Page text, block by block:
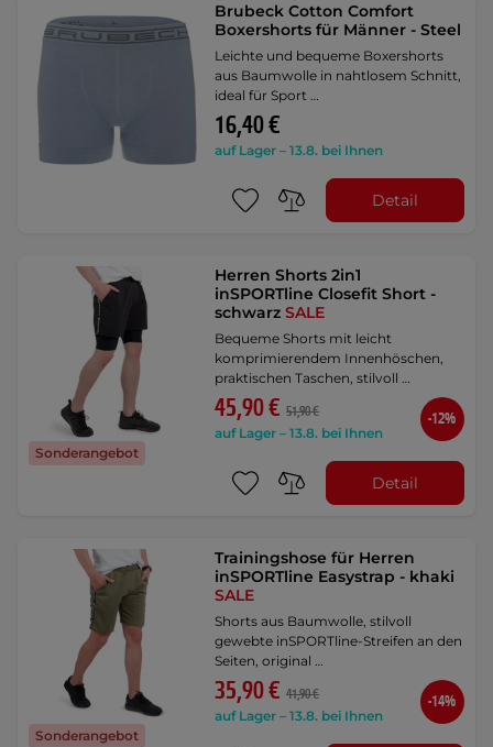
Brubeck Cotton Comfort
Boxershorts für Männer - Steel
Leichte und bequeme Boxershorts
aus Baumwolle in nahtlosem Schnitt,
ideal für Sport …
16,40 €
auf Lager – 13.8. bei Ihnen
Detail
Sonderangebot
Herren Shorts 2in1
inSPORTline Closefit Short -
schwarzSALE
Bequeme Shorts mit leicht
komprimierendem Innenhöschen,
praktischen Taschen, stilvoll …
45,90 € 51,90 €
auf Lager – 13.8. bei Ihnen
-12%
Detail
Sonderangebot
Trainingshose für Herren
inSPORTline Easystrap - khaki
SALE
Shorts aus Baumwolle, stilvoll
gewebte inSPORTline-Streifen an den
Seiten, original …
35,90 € 41,90 €
auf Lager – 13.8. bei Ihnen
-14%